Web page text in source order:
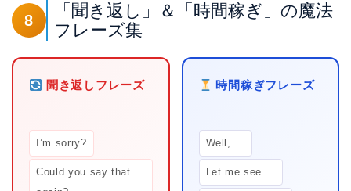
8
「聞き返し」＆「時間稼ぎ」の魔法
フレーズ集
聞き返しフレーズ
I’m sorry?
Could you say that
時間稼ぎフレーズ
Well, …
Let me see …
ホーム
“シン”・英会話スピード表
現